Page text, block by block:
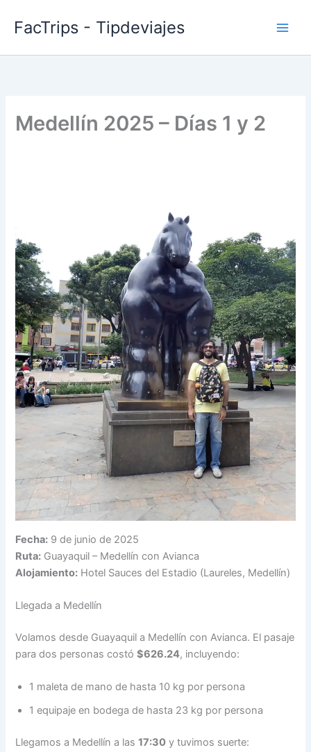
FacTrips - Tipdeviajes
Medellín 2025 – Días 1 y 2
Fecha: 9 de junio de 2025
Ruta: Guayaquil – Medellín con Avianca
Alojamiento: Hotel Sauces del Estadio (Laureles, Medellín)
Llegada a Medellín
Volamos desde Guayaquil a Medellín con Avianca. El pasaje
para dos personas costó$626.24, incluyendo:
1 maleta de mano de hasta 10 kg por persona
1 equipaje en bodega de hasta 23 kg por persona
Llegamos a Medellín a las17:30 y tuvimos suerte: